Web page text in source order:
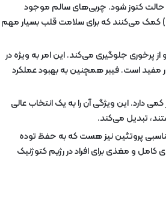
حالت کتوز شود. چربی‌های سالم موجود
درآووکادو به کاهش کلسترول بد (LDL) و افزایش کلسترول خوب (HDL) کمک می‌کنند که برای سلامت قلب بسیار مهم
جلوگیری می‌کند. این امر به ویژه در
است. فیبر همچنین به بهبود عملکرد
دارد. این ویژگی آن را به یک انتخاب عالی
تبدیل می‌کند.
پروتئین نیز هست که به حفظ توده
و مغذی برای افراد در رژیم کتوژنیک